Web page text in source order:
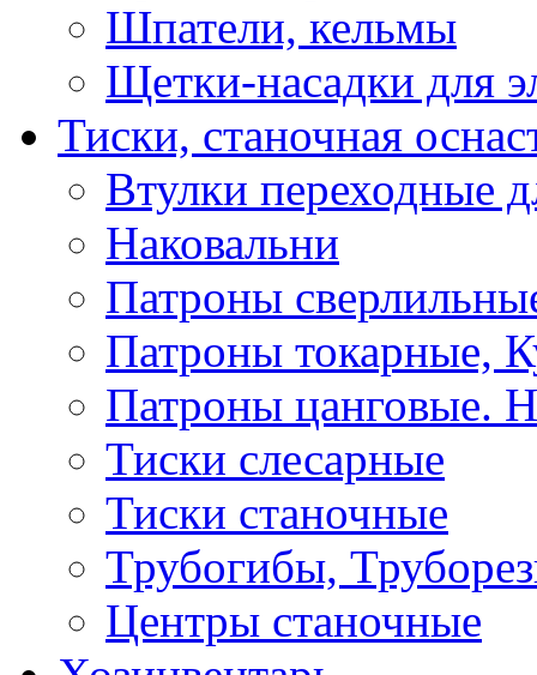
Шпатели, кельмы
Щетки-насадки для
Тиски, станочная
Втулки переходные
Наковальни
Патроны
Патроны токарные,
Патроны цанговые.
Тиски слесарные
Тиски станочные
Трубогибы,
Центры станочные